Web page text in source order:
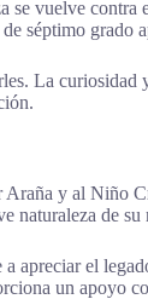
vuelve
séptimo grado
La
y al Niño
naturaleza de su
apreciar el
un apoyo